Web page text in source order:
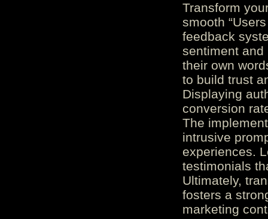
Transform
smooth
feedback
sentiment and
their own
to build trust
Displaying
conversion
The
intrusive
experiences.
testimonials
Ultimately,
fosters a
marketing